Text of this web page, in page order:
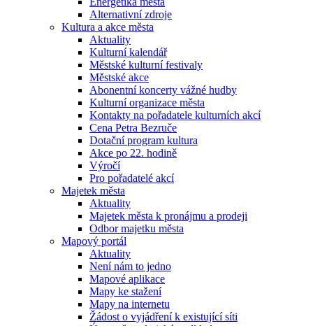
Alternativní zdroje
Kultura a akce města
Aktuality
Kulturní kalendář
Městské kulturní festivaly
Městské akce
Abonentní koncerty vážné hudby
Kulturní organizace města
Kontakty na pořadatele kulturních akcí
Cena Petra Bezruče
Dotační program kultura
Akce po 22. hodině
Výročí
Pro pořadatelé akcí
Majetek města
Aktuality
Majetek města k pronájmu a prodeji
Odbor majetku města
Mapový portál
Aktuality
Není nám to jedno
Mapové aplikace
Mapy ke stažení
Mapy na internetu
Žádost o vyjádření k existující síti